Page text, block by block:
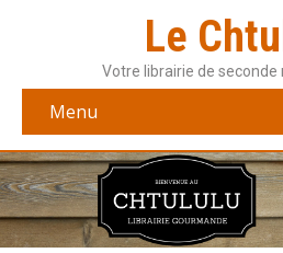
Le
Votre librairie de seconde
Menu